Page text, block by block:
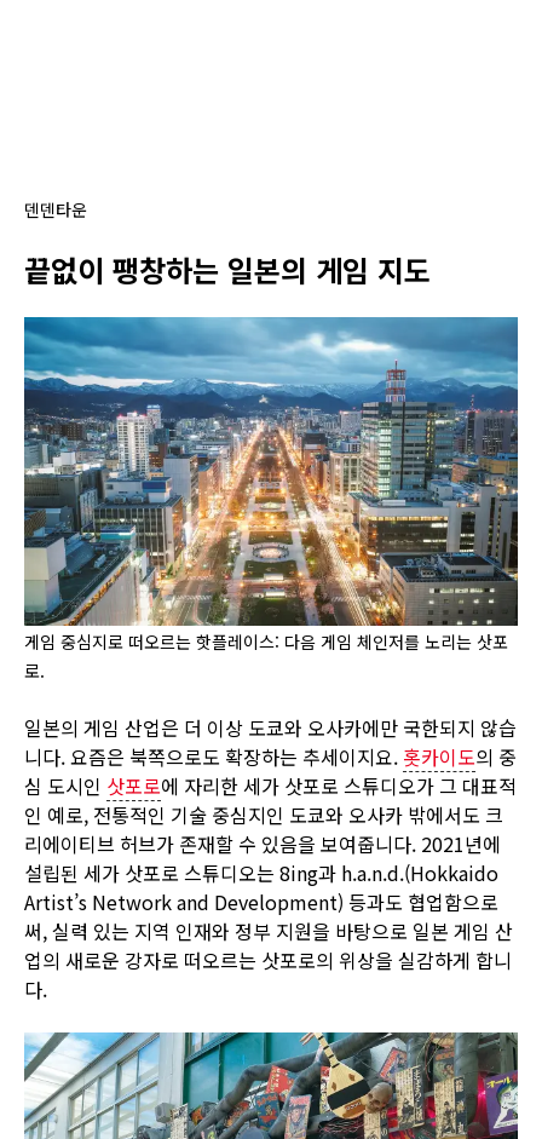
덴덴타운
끝없이 팽창하는 일본의 게임 지도
게임 중심지로 떠오르는 핫플레이스: 다음 게임 체인저를 노리는 삿포
로.
일본의 게임 산업은 더 이상 도쿄와 오사카에만 국한되지 않습
니다. 요즘은 북쪽으로도 확장하는 추세이지요. 홋카이도의 중
심 도시인 삿포로에 자리한 세가 삿포로 스튜디오가 그 대표적
인 예로, 전통적인 기술 중심지인 도쿄와 오사카 밖에서도 크
리에이티브 허브가 존재할 수 있음을 보여줍니다. 2021년에
설립된 세가 삿포로 스튜디오는 8ing과 h.a.n.d.(Hokkaido
Artist’s Network and Development) 등과도 협업함으로
써, 실력 있는 지역 인재와 정부 지원을 바탕으로 일본 게임 산
업의 새로운 강자로 떠오르는 삿포로의 위상을 실감하게 합니
다.